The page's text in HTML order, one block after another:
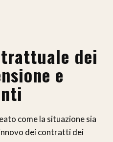
dei
e
come la situazione sia
dei contratti dei